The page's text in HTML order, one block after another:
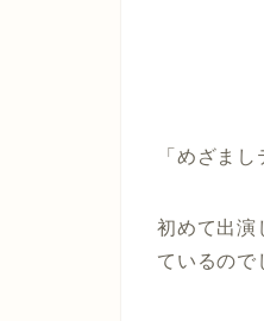
「めざま
初めて出演
ているので